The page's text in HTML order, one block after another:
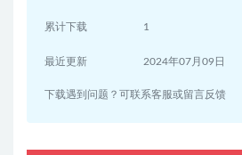
累计下载 1
最近更新 2024年07月09日
下载遇到问题？可联系客服或留言反馈